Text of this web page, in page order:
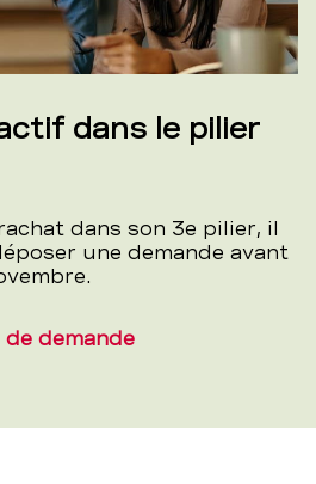
dans le pilier
dans son 3e pilier, il
une demande avant
demande